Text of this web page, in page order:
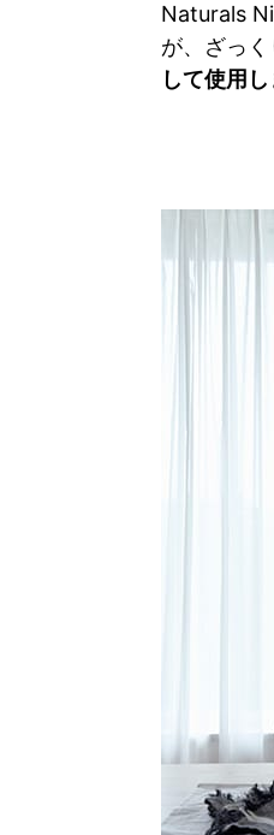
Naturals
が、ざっ
して使用